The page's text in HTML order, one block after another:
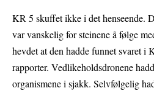
KR 5 skuffet ikke i det henseende.
var vanskelig for steinene å følge
hevdet at den hadde funnet svaret i
rapporter. Vedlikeholdsdronene
organismene i sjakk. Selvfølgelig